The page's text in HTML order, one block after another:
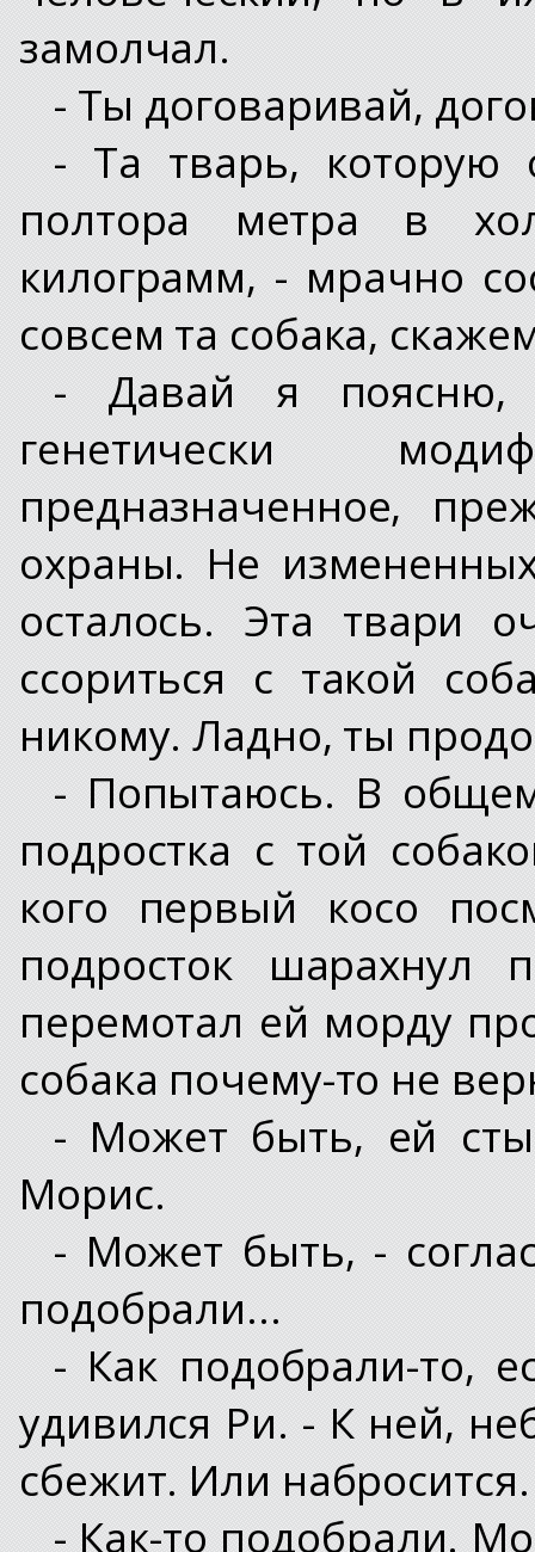
замолчал.
- Ты договаривай,
- Та тварь, которую
полтора метра в
килограмм, - мрачно
совсем та собака,
- Давай я
генетически
предназначенное,
охраны. Не
осталось. Эта твари
ссориться с такой
никому. Ладно, ты
- Попытаюсь. В
подростка с той
кого первый косо
подросток шарахнул
перемотал ей морду
собака почему-то не
- Может быть, ей
Морис.
- Может быть, -
подобрали...
- Как подобрали-то,
удивился Ри. - К ней,
сбежит. Или набросится.
- Как-то подобрали.